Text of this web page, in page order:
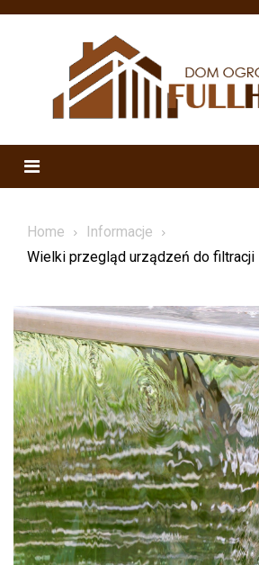
Skip
Menu
Home
Informacje
Wielki przegląd urządzeń do filtracji